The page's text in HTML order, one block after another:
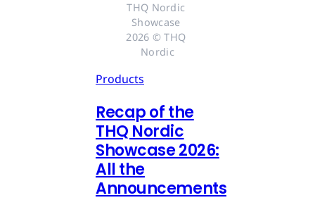
THQ Nordic
Showcase
2026 © THQ
Nordic
Products
Recap of the
THQ Nordic
Showcase 2026:
All the
Announcements